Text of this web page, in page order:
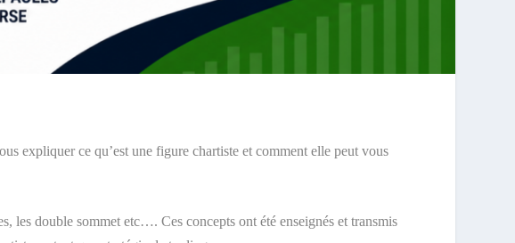
expliquer ce qu’est une figure chartiste et comment elle peut vous
les double sommet etc…. Ces concepts ont été enseignés et transmis